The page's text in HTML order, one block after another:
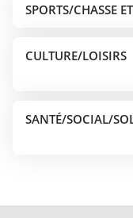
SPORTS/CHASSE
CULTURE/LOISIRS
SANTÉ/SOCIAL/